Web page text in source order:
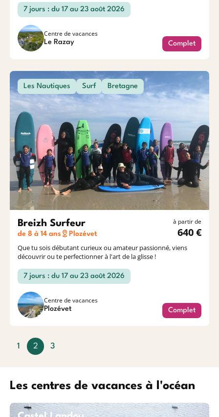
7 jours : du 17 au 23 août 2026
Centre de vacances
Le Razay Complet
Les Nautiques Surf Bretagne
Breizh Surfeur
de 8 à 14 ans Plozévet
à partir de
640 €
Que tu sois débutant curieux ou amateur passionné, viens
découvrir ou te perfectionner à l'art de la glisse !
7 jours : du 17 au 23 août 2026
Centre de vacances
Plozévet Complet
1 2
r
e
3
Les centres de vacances à l'océan